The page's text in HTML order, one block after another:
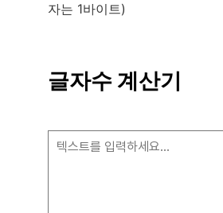
자는 1바이트)
글자수 계산기